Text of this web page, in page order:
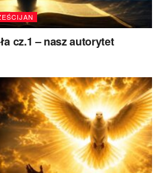
cz.1 – nasz autorytet